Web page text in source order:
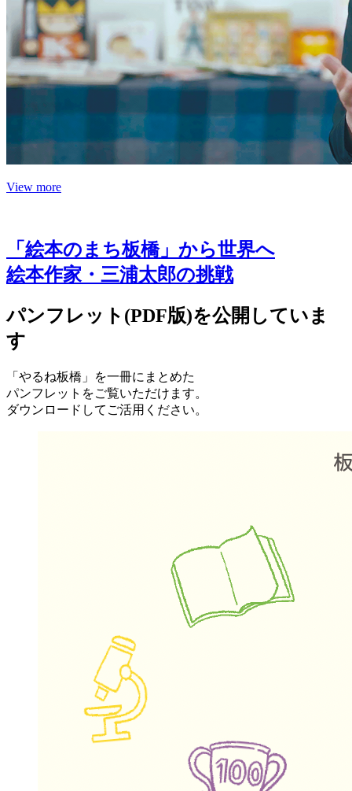
View more
「絵本のまち板橋」から世界へ
絵本作家・三浦太郎の挑戦
パンフレット(PDF版)を公開していま
す
「やるね板橋」を一冊にまとめた
パンフレットをご覧いただけます。
ダウンロードしてご活用ください。